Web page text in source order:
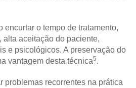
o tempo de tratamento,
aceitação do paciente,
e psicológicos. A preservação do
vantagem desta técnica5.
problemas recorrentes na prática